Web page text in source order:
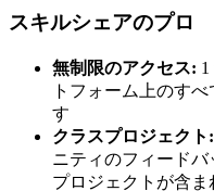
スキルシェアのプロ
無制限のアクセス:
トフォーム上のす
す
クラスプロジェクト:
ニティのフィード
プロジェクトが含ま